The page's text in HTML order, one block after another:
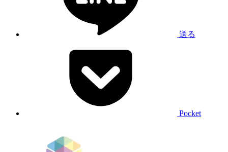
送る
Pocket